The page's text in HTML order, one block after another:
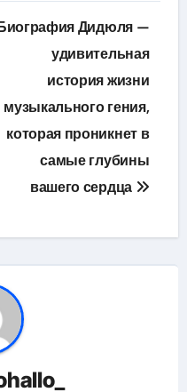
Дидюля —
удивительная
история жизни
музыкального гения,
которая проникнет в
самые глубины
вашего сердца